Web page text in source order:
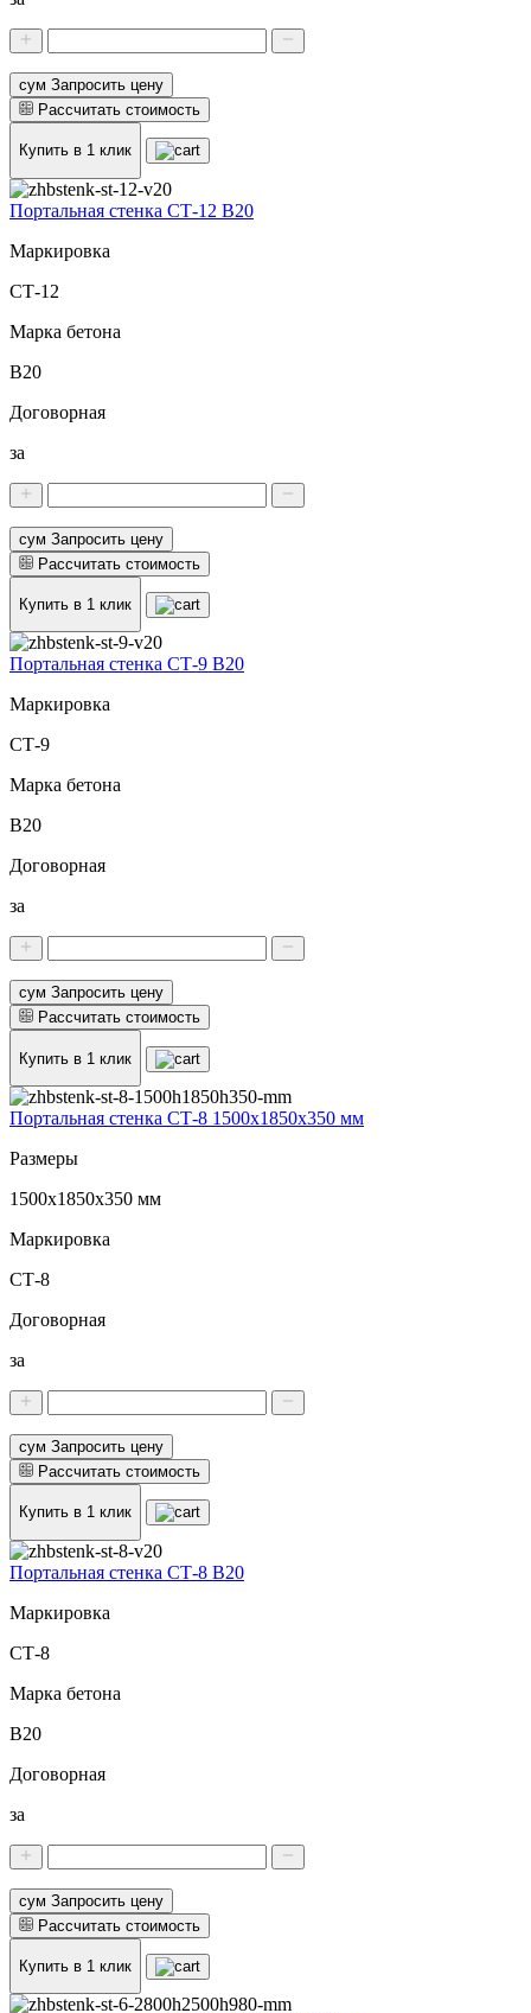
сум Запросить цену
Рассчитать стоимость
Купить в 1 клик
Портальная стенка СТ-12 В20
Маркировка
СТ-12
Марка бетона
В20
Договорная
за
сум Запросить цену
Рассчитать стоимость
Купить в 1 клик
Портальная стенка СТ-9 В20
Маркировка
СТ-9
Марка бетона
В20
Договорная
за
сум Запросить цену
Рассчитать стоимость
Купить в 1 клик
Портальная стенка СТ-8 1500х1850х350 мм
Размеры
1500х1850х350 мм
Маркировка
СТ-8
Договорная
за
сум Запросить цену
Рассчитать стоимость
Купить в 1 клик
Портальная стенка СТ-8 В20
Маркировка
СТ-8
Марка бетона
В20
Договорная
за
сум Запросить цену
Рассчитать стоимость
Купить в 1 клик